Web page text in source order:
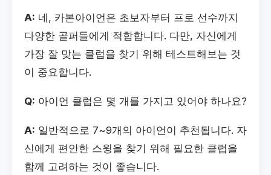
A: 네, 카본아이언은 초보자부터 프로 선수까지
다양한 골퍼들에게 적합합니다. 다만, 자신에게
가장 잘 맞는 클럽을 찾기 위해 테스트해보는 것
이 중요합니다.
Q: 아이언 클럽은 몇 개를 가지고 있어야 하나요?
A: 일반적으로 7~9개의 아이언이 추천됩니다. 자
신에게 편안한 스윙을 찾기 위해 필요한 클럽을
함께 고려하는 것이 좋습니다.